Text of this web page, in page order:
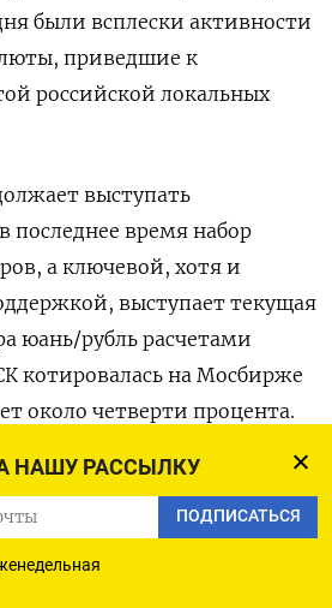
НАШУ РАССЫЛКУ
ПОДПИСАТЬСЯ
были всплески активности
приведшие к
российской локальных
выступать
время набор
а ключевой, хотя и
выступает текущая
юань/рубль расчетами
котировалась на Мосбирже
около четверти процента.
в биржевой паре с юанем
минимума, достигнув
с 6 октября.